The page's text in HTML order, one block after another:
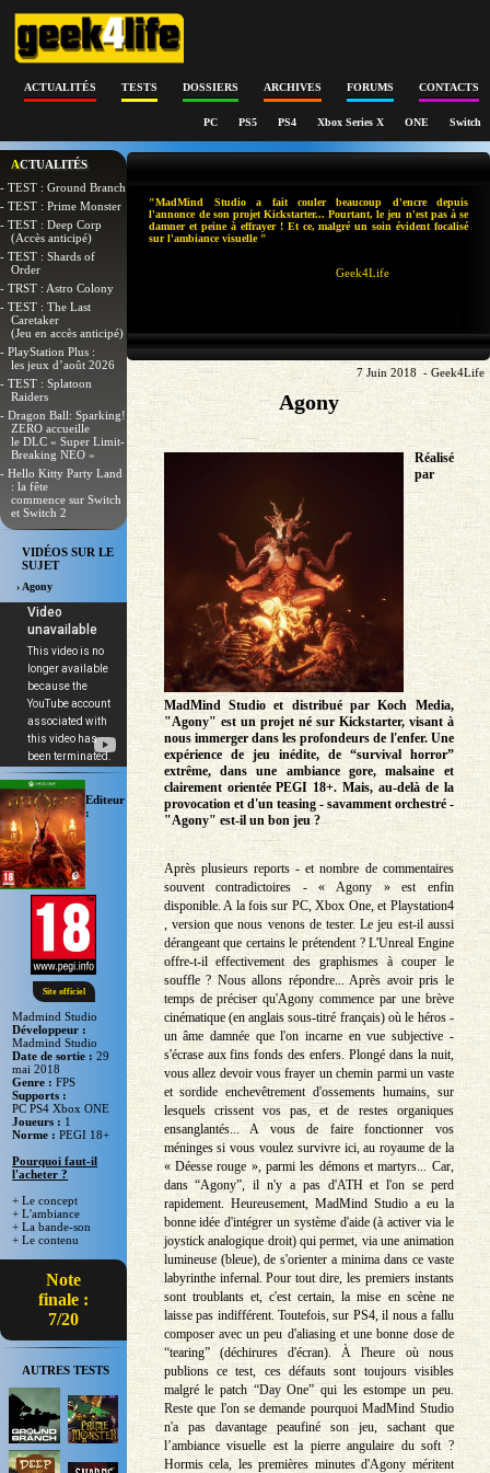
ACTUALITÉS TESTS DOSSIERS ARCHIVES FORUMS CONTACTS
PC PS5 PS4 Xbox Series X ONE Switch
ACTUALITÉS
- TEST : Ground Branch
- TEST : Prime Monster
- TEST : Deep Corp
(Accès anticipé)
- TEST : Shards of
Order
- TRST : Astro Colony
- TEST : The Last
Caretaker
(Jeu en accès anticipé)
- PlayStation Plus :
les jeux d’août 2026
- TEST : Splatoon
Raiders
- Dragon Ball: Sparking!
ZERO accueille
le DLC « Super Limit-
Breaking NEO »
- Hello Kitty Party Land
: la fête
commence sur Switch
et Switch 2
VIDÉOS SUR LE
SUJET
› Agony
Site officiel
Editeur
:
Madmind Studio
Développeur :
Madmind Studio
Date de sortie :29
mai 2018
Genre :FPS
Supports :
PC PS4 Xbox ONE
Joueurs : 1
Norme :PEGI 18+
Pourquoi faut-il
l'acheter ?
+ Le concept
+ L'ambiance
+ La bande-son
+ Le contenu
Note
finale :
7/20
AUTRES TESTS
"MadMind Studio a fait couler beaucoup d'encre depuis
l'annonce de son projet Kickstarter... Pourtant, le jeu n'est pas à se
damner et peine à effrayer ! Et ce, malgré un soin évident focalisé
sur l'ambiance visuelle "
Geek4Life
7 Juin 2018 - Geek4Life
Agony
Réalisé
par
MadMind Studio et distribué par Koch Media,
"Agony" est un projet né sur Kickstarter, visant à
nous immerger dans les profondeurs de l'enfer. Une
expérience de jeu inédite, de “survival horror”
extrême, dans une ambiance gore, malsaine et
clairement orientée PEGI 18+. Mais, au-delà de la
provocation et d'un teasing - savamment orchestré -
"Agony" est-il un bon jeu ?
Après plusieurs reports - et nombre de commentaires
souvent contradictoires - « Agony » est enfin
disponible. A la fois sur PC, Xbox One, et Playstation4
, version que nous venons de tester. Le jeu est-il aussi
dérangeant que certains le prétendent ? L'Unreal Engine
offre-t-il effectivement des graphismes à couper le
souffle ? Nous allons répondre... Après avoir pris le
temps de préciser qu'Agony commence par une brève
cinématique (en anglais sous-titré français) où le héros -
un âme damnée que l'on incarne en vue subjective -
s'écrase aux fins fonds des enfers. Plongé dans la nuit,
vous allez devoir vous frayer un chemin parmi un vaste
et sordide enchevêtrement d'ossements humains, sur
lesquels crissent vos pas, et de restes organiques
ensanglantés... A vous de faire fonctionner vos
méninges si vous voulez survivre ici, au royaume de la
« Déesse rouge », parmi les démons et martyrs... Car,
dans “Agony”, il n'y a pas d'ATH et l'on se perd
rapidement. Heureusement, MadMind Studio a eu la
bonne idée d'intégrer un système d'aide (à activer via le
joystick analogique droit) qui permet, via une animation
lumineuse (bleue), de s'orienter a minima dans ce vaste
labyrinthe infernal. Pour tout dire, les premiers instants
sont troublants et, c'est certain, la mise en scène ne
laisse pas indifférent. Toutefois, sur PS4, il nous a fallu
composer avec un peu d'aliasing et une bonne dose de
“tearing” (déchirures d'écran). À l'heure où nous
publions ce test, ces défauts sont toujours visibles
malgré le patch “Day One” qui les estompe un peu.
Reste que l'on se demande pourquoi MadMind Studio
n'a pas davantage peaufiné son jeu, sachant que
l’ambiance visuelle est la pierre angulaire du soft ?
Hormis cela, les premières minutes d'Agony méritent